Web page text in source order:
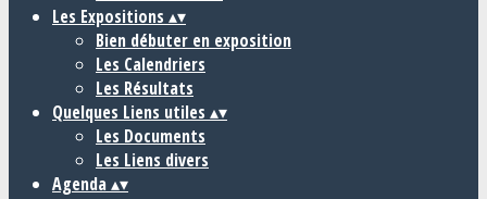
Les Expositions ▴▾
Bien débuter en exposition
Les Calendriers
Les Résultats
Quelques Liens utiles ▴▾
Les Documents
Les Liens divers
Agenda▴▾